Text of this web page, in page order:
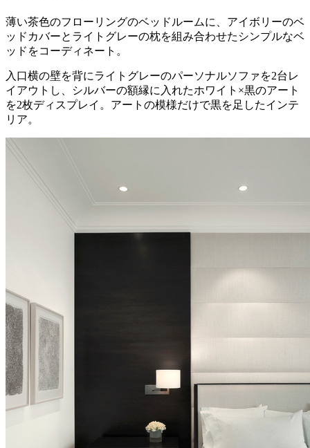
薄い茶色のフローリングのベッドルームに、アイボリーのベ
ッドカバーとライトグレーの枕を組み合わせたシンプルなベ
ッドをコーディネート。
入口横の壁を背にライトグレーのパーソナルソファを2台レ
イアウトし、シルバーの額縁に入れたホワイト×黒のアート
を2枚ディスプレイ。アートの模様だけで黒を足したインテ
リア。